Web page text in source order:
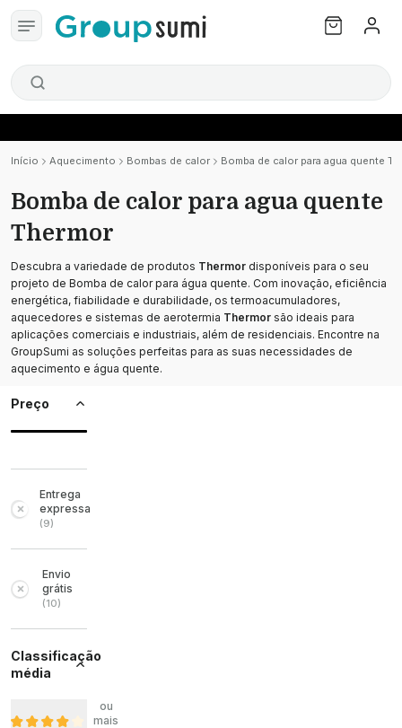
Início Aquecimento Bombas de calor Bomba de calor para agua quente
Bomba de calor para agua quente
Thermor
Descubra a variedade de produtos Thermor disponíveis para o seu
projeto de Bomba de calor para água quente. Com inovação, eficiência
energética, fiabilidade e durabilidade, os termoacumuladores,
aquecedores e sistemas de aerotermia Thermor são ideais para
aplicações comerciais e industriais, além de residenciais. Encontre na
GroupSumi as soluções perfeitas para as suas necessidades de
aquecimento e água quente.
Preço
Entrega
expressa
(9)
Envio
grátis
(10)
Classificação
média
ou
mais